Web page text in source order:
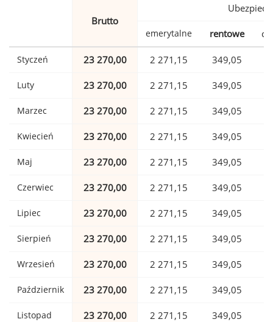
Brutto
emerytalne rentowe
Styczeń 23 270,00 2 271,15 349,05
Luty 23 270,00 2 271,15 349,05
Marzec 23 270,00 2 271,15 349,05
Kwiecień 23 270,00 2 271,15 349,05
Maj 23 270,00 2 271,15 349,05
Czerwiec 23 270,00 2 271,15 349,05
Lipiec 23 270,00 2 271,15 349,05
Sierpień 23 270,00 2 271,15 349,05
Wrzesień 23 270,00 2 271,15 349,05
Październik 23 270,00 2 271,15 349,05
Listopad 23 270,00 2 271,15 349,05